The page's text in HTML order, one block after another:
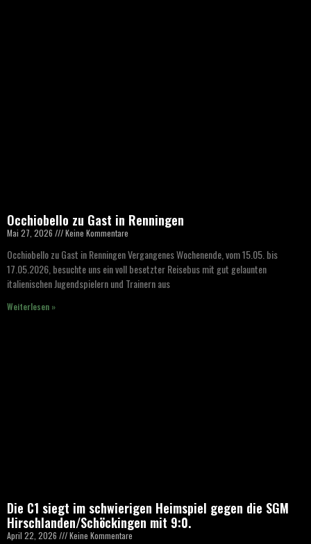
Occhiobello zu Gast in Renningen
Mai 27, 2026 Keine Kommentare
Occhiobello zu Gast in Renningen Vergangenes Wochenende, vom 15.05. bis
17.05.2026, besuchte uns ein voll besetzter Reisebus mit gut gelaunten
italienischen Jugendspielern und Trainern aus
Weiterlesen »
Die C1 siegt im schwierigen Heimspiel gegen die SGM
Hirschlanden/Schöckingen mit 9:0.
April 22, 2026 Keine Kommentare